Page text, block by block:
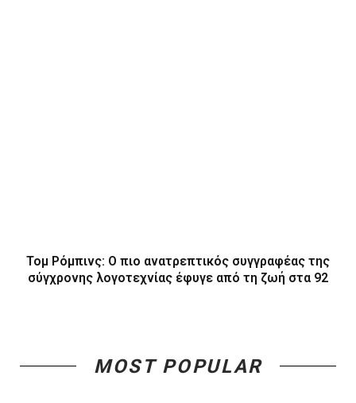
Τομ Ρόμπινς: Ο πιο ανατρεπτικός συγγραφέας της
σύγχρονης λογοτεχνίας έφυγε από τη ζωή στα 92
MOST POPULAR